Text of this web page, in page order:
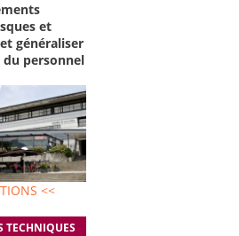
et
généraliser
du personnel
<<
TECHNIQUES